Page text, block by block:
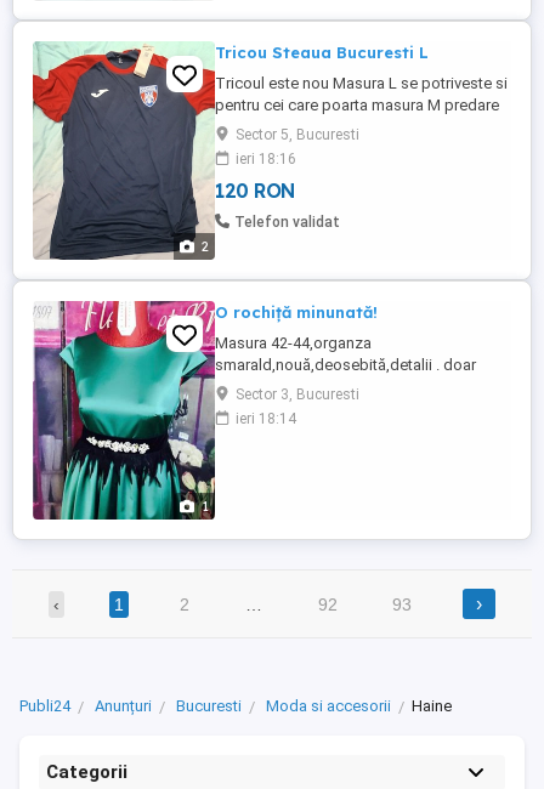
2
Tricou Steaua Bucuresti L
Tricoul este nou Masura L se potriveste si
pentru cei care poarta masura M predare
personala Bucuresti in tara prin easy box
Sameday cost 25 lei .
Sector 5, Bucuresti
ieri 18:16
120 RON
Telefon validat
1
O rochiță minunată!
Masura 42-44,organza
smarald,nouă,deosebită,detalii . doar
București
Sector 3, Bucuresti
ieri 18:14
‹ 1 2 92 93 ›
Publi24 Anunțuri Bucuresti Moda si accesorii Haine
Categorii